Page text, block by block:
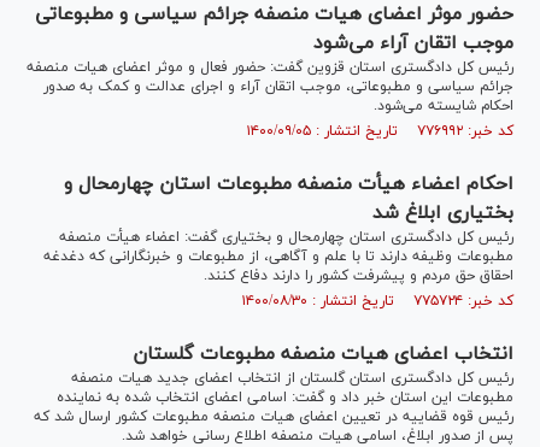
حضور موثر اعضای هیات منصفه جرائم سیاسی و مطبوعاتی
موجب اتقان آراء می‌شود
رئیس کل دادگستری استان قزوین گفت: حضور فعال و موثر اعضای هیات منصفه
جرائم سیاسی و مطبوعاتی، موجب اتقان آراء و اجرای عدالت و کمک به صدور
احکام شایسته می‌شود.
کد خبر: ۷۷۶۹۹۲ تاریخ انتشار : ۱۴۰۰/۰۹/۰۵
احکام اعضاء هیأت منصفه مطبوعات استان چهارمحال و
بختیاری ابلاغ شد
رئیس کل دادگستری استان چهارمحال و بختیاری گفت: اعضاء هیأت منصفه
مطبوعات وظیفه دارند تا با علم و آگاهی، از مطبوعات و خبرنگارانی که دغدغه
احقاق حق مردم و پیشرفت کشور را دارند دفاع کنند.
کد خبر: ۷۷۵۷۲۴ تاریخ انتشار : ۱۴۰۰/۰۸/۳۰
انتخاب اعضای هیات منصفه مطبوعات گلستان
رئیس کل دادگستری استان گلستان از انتخاب اعضای جدید هیات منصفه
مطبوعات این استان خبر داد و گفت: اسامی اعضای انتخاب شده به نماینده
رئیس قوه قضاییه در تعیین اعضای هیات منصفه مطبوعات کشور ارسال شد که
پس از صدور ابلاغ، اسامی هیات منصفه اطلاع رسانی خواهد شد.